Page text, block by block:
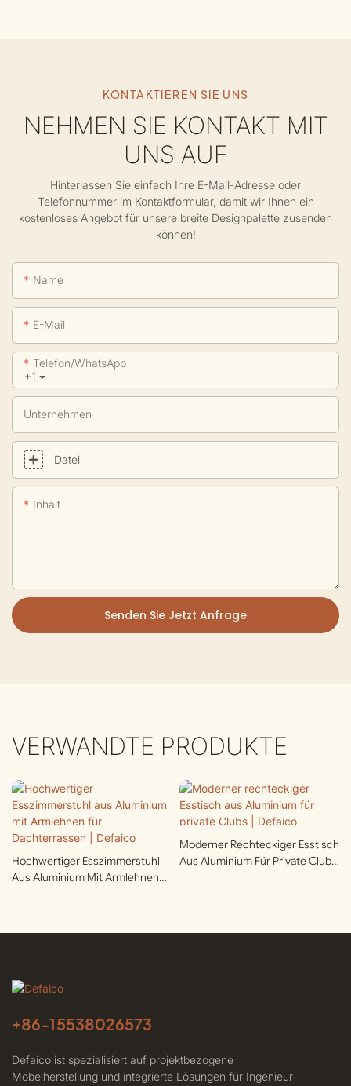
KONTAKTIEREN SIE UNS
NEHMEN SIE KONTAKT MIT
UNS AUF
Hinterlassen Sie einfach Ihre E-Mail-Adresse oder
Telefonnummer im Kontaktformular, damit wir Ihnen ein
kostenloses Angebot für unsere breite Designpalette zusenden
können!
Name
E-Mail
+1
Telefon/WhatsApp
Unternehmen
Datei
Inhalt
Senden Sie Jetzt Anfrage
VERWANDTE PRODUKTE
Hochwertiger Esszimmerstuhl
Aus Aluminium Mit Armlehnen
Moderner Rechteckiger Esstisch
Aus Aluminium Für Private Clubs
+86-15538026573
Defaico ist spezialisiert auf projektbezogene
Möbelherstellung und integrierte Lösungen für Ingenieur-